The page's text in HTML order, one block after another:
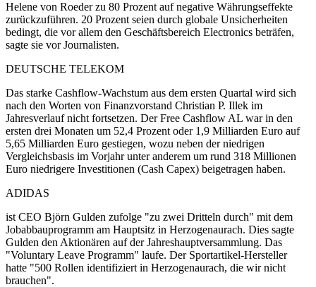
Helene von Roeder zu 80 Prozent auf negative Währungseffekte
zurückzuführen. 20 Prozent seien durch globale Unsicherheiten
bedingt, die vor allem den Geschäftsbereich Electronics beträfen,
sagte sie vor Journalisten.
DEUTSCHE TELEKOM
Das starke Cashflow-Wachstum aus dem ersten Quartal wird sich
nach den Worten von Finanzvorstand Christian P. Illek im
Jahresverlauf nicht fortsetzen. Der Free Cashflow AL war in den
ersten drei Monaten um 52,4 Prozent oder 1,9 Milliarden Euro auf
5,65 Milliarden Euro gestiegen, wozu neben der niedrigen
Vergleichsbasis im Vorjahr unter anderem um rund 318 Millionen
Euro niedrigere Investitionen (Cash Capex) beigetragen haben.
ADIDAS
ist CEO Björn Gulden zufolge "zu zwei Dritteln durch" mit dem
Jobabbauprogramm am Hauptsitz in Herzogenaurach. Dies sagte
Gulden den Aktionären auf der Jahreshauptversammlung. Das
"Voluntary Leave Programm" laufe. Der Sportartikel-Hersteller
hatte "500 Rollen identifiziert in Herzogenaurach, die wir nicht
brauchen".